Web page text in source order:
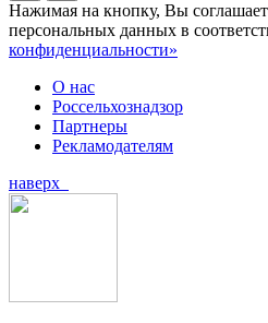
Нажимая на кнопку, Вы
персональных данных в
конфиденциальности»
О нас
Россельхознадзор
Партнеры
Рекламодателям
наверх